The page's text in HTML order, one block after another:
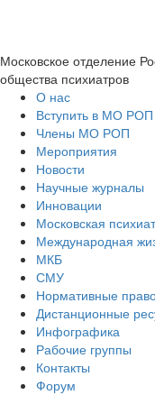
Московское отделение
общества психиатров
О нас
Вступить в МО РОП
Члены МО РОП
Мероприятия
Новости
Научные журналы
Инновации
Московская
Международная
МКБ
СМУ
Нормативные
Дистанционные
Инфографика
Рабочие группы
Контакты
Форум